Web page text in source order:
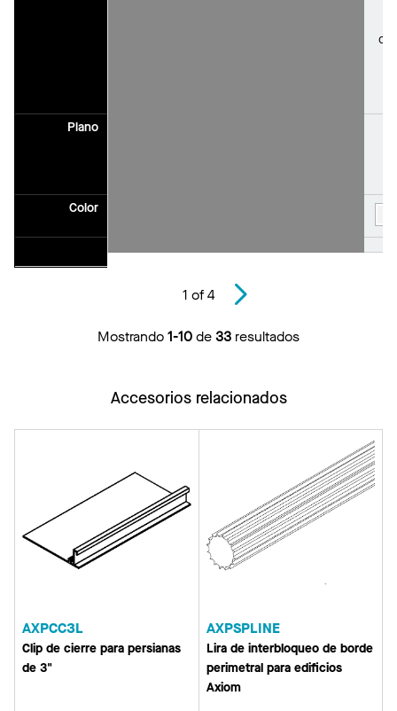
Plano
Color
1 of4
Mostrando1-10de33 resultados
Accesorios relacionados
AXPCC3L
Clip de cierre para persianas
de 3"
AXPSPLINE
Lira de interbloqueo de borde
perimetral para edificios
Axiom